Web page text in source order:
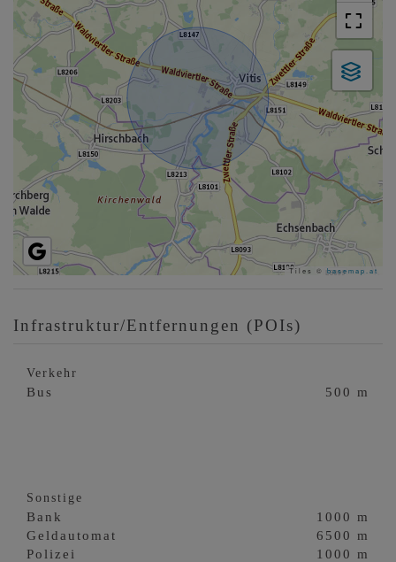
Tiles © basemap.at
Infrastruktur/Entfernungen (POIs)
Verkehr
Bus 500 m
Sonstige
Bank
1000 m
Geldautomat
6500 m
Polizei
1000 m